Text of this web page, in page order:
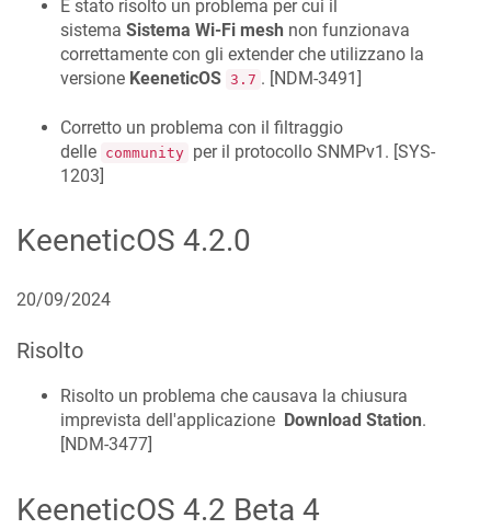
È stato risolto un problema per cui il
sistema Sistema Wi-Fi mesh non funzionava
correttamente con gli extender che utilizzano la
versione KeeneticOS 3.7 . [NDM-3491 ]
Corretto un problema con il filtraggio
delle community per il protocollo SNMPv1. [SYS-
1203]
KeeneticOS 4.2.0
20/09/2024
Risolto
Risolto un problema che causava la chiusura
imprevista dell'applicazione Download Station.
[NDM-3477]
KeeneticOS 4.2 Beta 4